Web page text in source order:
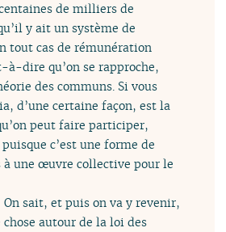
de milliers de
y ait un système de
tout cas de rémunération
à-dire qu’on se rapproche,
des communs. Si vous
d’une certaine façon, est la
peut faire participer,
c’est une forme de
à une œuvre collective pour le
On sait, et puis on va y revenir,
chose autour de la loi des